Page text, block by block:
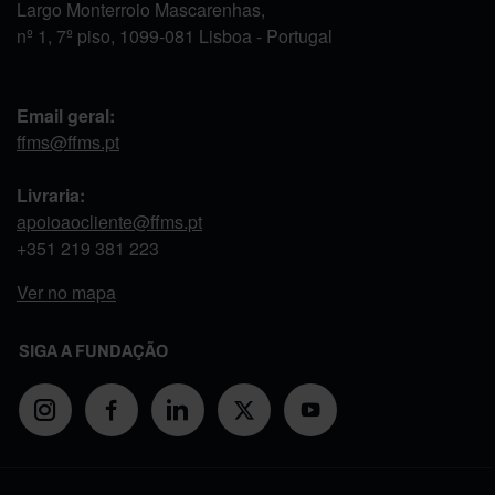
Largo Monterroio Mascarenhas,
nº 1, 7º piso, 1099-081 Lisboa - Portugal
Email geral:
ffms@ffms.pt
Livraria:
apoioaocliente@ffms.pt
+351 219 381 223
Ver no mapa
SIGA A FUNDAÇÃO